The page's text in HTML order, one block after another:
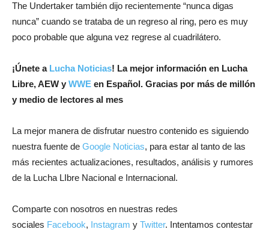
The Undertaker también dijo recientemente “nunca digas
nunca” cuando se trataba de un regreso al ring, pero es muy
poco probable que alguna vez regrese al cuadrilátero.
¡Únete a Lucha Noticias! La mejor información en Lucha
Libre, AEW y WWE en Español. Gracias por más de millón
y medio de lectores al mes
La mejor manera de disfrutar nuestro contenido es siguiendo
nuestra fuente de Google Noticias, para estar al tanto de las
más recientes actualizaciones, resultados, análisis y rumores
de la Lucha LIbre Nacional e Internacional.
Comparte con nosotros en nuestras redes
sociales Facebook, Instagram y Twitter. Intentamos contestar